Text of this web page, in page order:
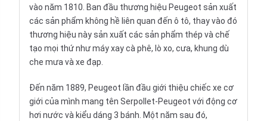
vào năm 1810. Ban đầu thương hiệu Peugeot sản xuất
các sản phẩm không hề liên quan đến ô tô, thay vào đó
thương hiệu này sản xuất các sản phẩm thép và chế
tạo mọi thứ như máy xay cà phê, lò xo, cưa, khung dù
che mưa và xe đạp.
Đến năm 1889, Peugeot lần đầu giới thiệu chiếc xe cơ
giới của mình mang tên Serpollet-Peugeot với động cơ
hơi nước và kiểu dáng 3 bánh. Một năm sau đó,